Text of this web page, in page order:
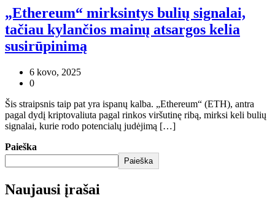
„Ethereum“ mirksintys bulių signalai,
tačiau kylančios mainų atsargos kelia
susirūpinimą
6 kovo, 2025
0
Šis straipsnis taip pat yra ispanų kalba. „Ethereum“ (ETH), antra
pagal dydį kriptovaliuta pagal rinkos viršutinę ribą, mirksi keli bulių
signalai, kurie rodo potencialų judėjimą […]
Paieška
Paieška
Naujausi įrašai